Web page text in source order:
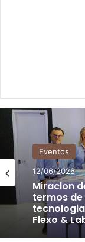
Eventos
12/06/2026
Miraclon
termos
Flexo &